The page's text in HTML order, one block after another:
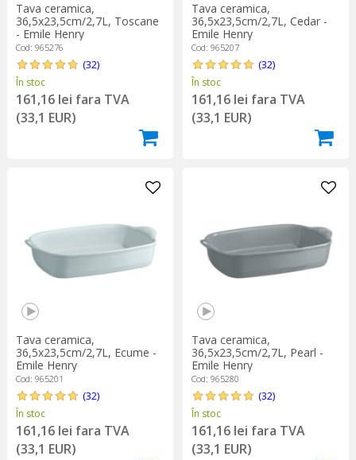
Tava ceramica,
36,5x23,5cm/2,7L, Toscane
- Emile Henry
Cod: 965276
(32)
În stoc
161,16 lei fara TVA
(33,1 EUR)
Tava ceramica,
36,5x23,5cm/2,7L, Cedar -
Emile Henry
Cod: 965207
(32)
În stoc
161,16 lei fara TVA
(33,1 EUR)
Tava ceramica,
36,5x23,5cm/2,7L, Ecume -
Emile Henry
Cod: 965201
(32)
În stoc
161,16 lei fara TVA
(33,1 EUR)
Tava ceramica,
36,5x23,5cm/2,7L, Pearl -
Emile Henry
Cod: 965280
(32)
În stoc
161,16 lei fara TVA
(33,1 EUR)